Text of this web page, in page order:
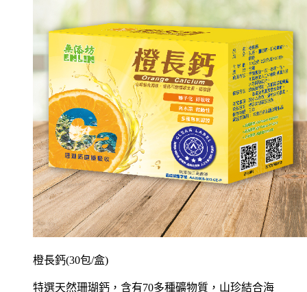
橙長鈣(30包/盒)
特選天然珊瑚鈣，含有70多種礦物質，山珍結合海